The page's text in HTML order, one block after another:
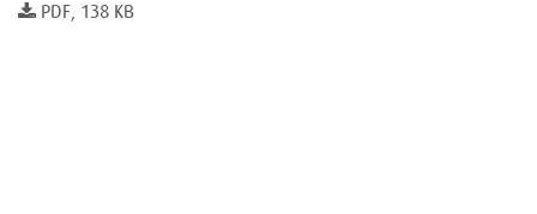
PDF, 138 KB